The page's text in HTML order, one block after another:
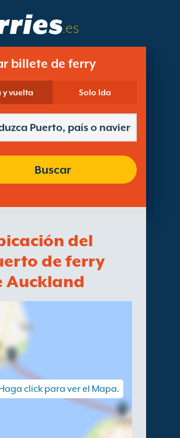
.es
billete de ferry
y vuelta Solo Ida
Buscar
del
de ferry
Auckland
click para ver el Mapa.